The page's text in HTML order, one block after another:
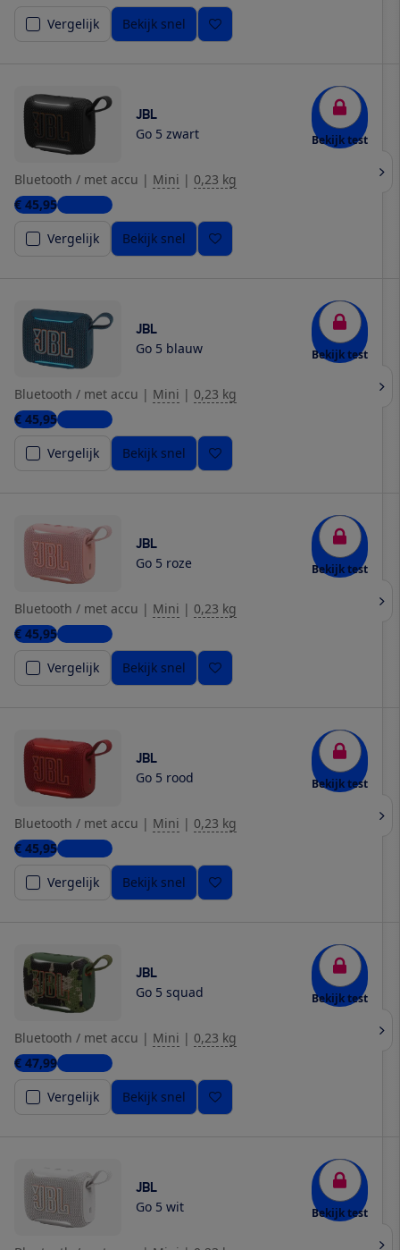
Vergelijk
Bekijk snel
JBL
Go 5 zwart Bekijk test
Bluetooth / met accu | Mini | 0,23 kg
€ 45,956 winkels
Vergelijk
Bekijk snel
JBL
Go 5 blauw Bekijk test
Bluetooth / met accu | Mini | 0,23 kg
€ 45,954 winkels
Vergelijk
Bekijk snel
JBL
Go 5 roze Bekijk test
Bluetooth / met accu | Mini | 0,23 kg
€ 45,953 winkels
Vergelijk
Bekijk snel
JBL
Go 5 rood Bekijk test
Bluetooth / met accu | Mini | 0,23 kg
€ 45,954 winkels
Vergelijk
Bekijk snel
JBL
Go 5 squad Bekijk test
Bluetooth / met accu | Mini | 0,23 kg
€ 47,994 winkels
Vergelijk
Bekijk snel
JBL
Go 5 wit Bekijk test